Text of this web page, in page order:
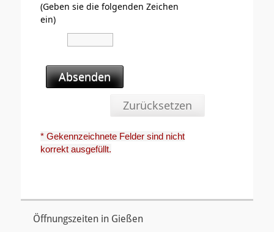
(Geben sie die folgenden Zeichen
ein)
Absenden
Zurücksetzen
* Gekennzeichnete Felder sind nicht
korrekt ausgefüllt.
Öffnungszeiten in Gießen